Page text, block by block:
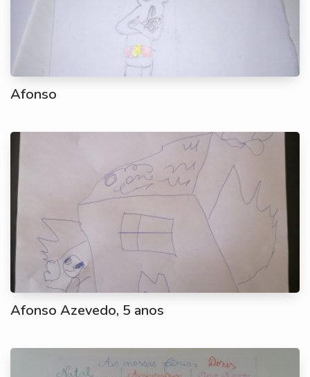
Afonso
Afonso Azevedo, 5 anos